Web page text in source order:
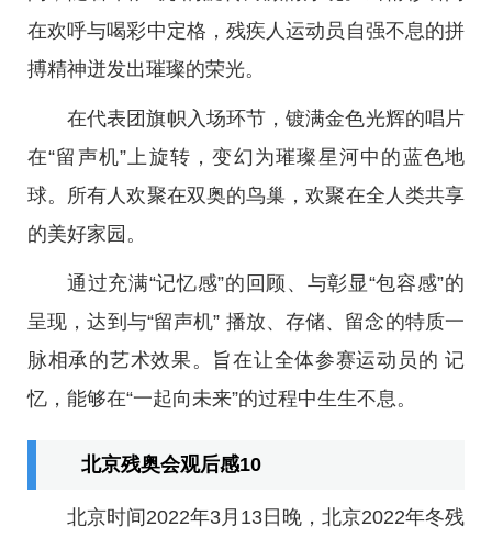
在欢呼与喝彩中定格，残疾人运动员自强不息的拼
搏精神迸发出璀璨的荣光。
在代表团旗帜入场环节，镀满金色光辉的唱片
在“留声机”上旋转，变幻为璀璨星河中的蓝色地
球。所有人欢聚在双奥的鸟巢，欢聚在全人类共享
的美好家园。
通过充满“记忆感”的回顾、与彰显“包容感”的
呈现，达到与“留声机” 播放、存储、留念的特质一
脉相承的艺术效果。旨在让全体参赛运动员的 记
忆，能够在“一起向未来”的过程中生生不息。
北京残奥会观后感10
北京时间2022年3月13日晚，北京2022年冬残